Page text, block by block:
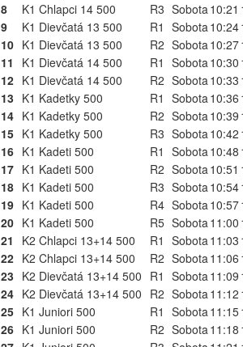
8
K1 Chlapci 14 500 R3 Sobota10:21
9
K1 Dievčatá 13 500 R1 Sobota10:24
10 K1 Dievčatá 13 500 R2 Sobota10:27
11
K1 Dievčatá 14 500 R1 Sobota10:30
12 K1 Dievčatá 14 500 R2 Sobota10:33
13 K1 Kadetky 500 R1 Sobota10:36
14 K1 Kadetky 500 R2 Sobota10:39
15 K1 Kadetky 500 R3 Sobota10:42
16 K1 Kadeti 500 R1 Sobota10:48
17 K1 Kadeti 500 R2 Sobota10:51
18 K1 Kadeti 500 R3 Sobota10:54
19 K1 Kadeti 500 R4 Sobota10:57
20 K1 Kadeti 500 R5 Sobota11:00
21
K2 Chlapci 13+14 500 R1 Sobota11:03
22 K2 Chlapci 13+14 500 R2 Sobota11:06
23 K2 Dievčatá 13+14 500 R1 Sobota11:09
24 K2 Dievčatá 13+14 500 R2 Sobota11:12
25 K1 Juniori 500 R1 Sobota11:15
26 K1 Juniori 500 R2 Sobota11:18